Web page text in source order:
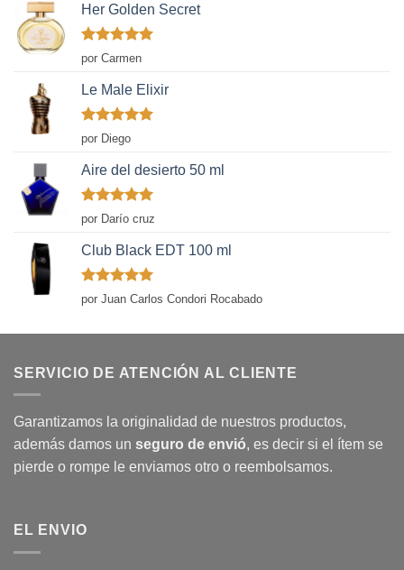
Her Golden Secret
Valorado
con
por Carmen
Le Male Elixir
Valorado
con
de 5
por Diego
Aire del desierto 50 ml
Valorado
con
por Darío cruz
Club Black EDT 100 ml
Valorado
con
por Juan Carlos Condori Rocabado
SERVICIO DE ATENCIÓN AL CLIENTE
Garantizamos la originalidad de nuestros productos,
además damos un seguro de envió, es decir si el ítem se
pierde o rompe le enviamos otro o reembolsamos.
EL ENVIO